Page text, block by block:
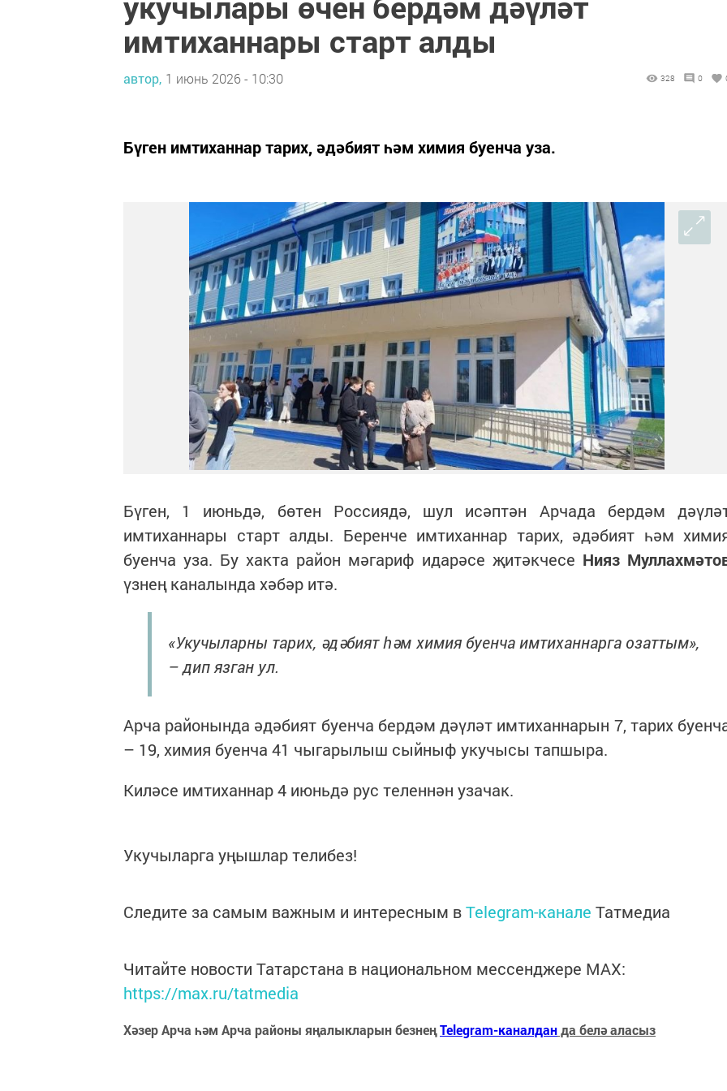
имтиханнары старт алды
автор, 1 июнь 2026 - 10:30 328 0
Бүген имтиханнар тарих, әдәбият һәм химия буенча уза.
Бүген, 1 июньдә, бөтен Россиядә, шул исәптән Арчада бердәм
имтиханнары старт алды. Беренче имтиханнар тарих, әдәбият һәм
буенча уза. Бу хакта район мәгариф идарәсе җитәкчесе Нияз
үзнең каналында хәбәр итә.
«Укучыларны тарих, әдәбият һәм химия буенча имтиханнарга озаттым»,
– дип язган ул.
Арча районында әдәбият буенча бердәм дәүләт имтиханнарын 7, тарих
– 19, химия буенча 41 чыгарылыш сыйныф укучысы тапшыра.
Киләсе имтиханнар 4 июньдә рус теленнән узачак.
Укучыларга уңышлар телибез!
Следите за самым важным и интересным вTelegram-канале Татмедиа
Читайте новости Татарстана в национальном мессенджере MАХ:
https://max.ru/tatmedia
Хәзер Арча һәм Арча районы яңалыкларын безнеңTelegram-каналданда белә аласыз